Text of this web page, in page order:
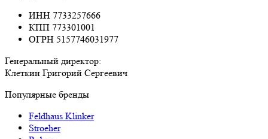
ИНН 7733257666
КПП 773301001
ОГРН 5157746031977
Генеральный директор:
Клеткин Григорий Сергеевич
Популярные бренды
Feldhaus Klinker
Stroeher